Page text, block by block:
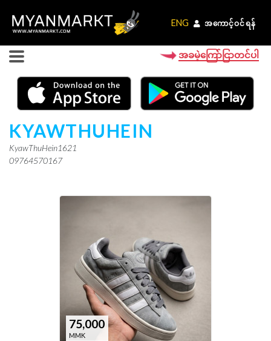
ENG အကောင့်ဝင်ရန်
ENG အကောင့်ဝင်ရန်
အခမဲ့ကြော်ငြာတင်ပါ
KYAWTHUHEIN
KyawThuHein1621
09764570167
75,000
MMK